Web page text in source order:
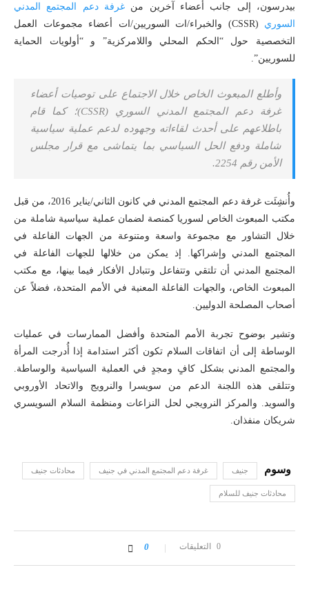
بيدرسون، إلى جانب أعضاء آخرين من غرفة دعم المجتمع المدني
السوري
(CSSR) والخبراء/ات السوريين/ات أعضاء مجموعات العمل
التخصصية حول “الحكم المحلي واللامركزية” و “أولويات الحماية
للسوريين”.
وأطلع المبعوث الخاص خلال الاجتماع على توصيات أعضاء
غرفة دعم المجتمع المدني السوري (CSSR)؛ كما قام
باطلاعهم على أحدث لقاءاته وجهوده لدعم عملية سياسية
شاملة ودفع الحل السياسي بما يتماشى مع قرار مجلس
الأمن رقم 2254.
وأُنشِئَت غرفة دعم المجتمع المدني في كانون الثاني/يناير 2016، من قبل
مكتب المبعوث الخاص لسوريا كمنصة لضمان عملية سياسية شاملة من
خلال التشاور مع مجموعة واسعة ومتنوعة من الجهات الفاعلة في
المجتمع المدني وإشراكها. إذ يمكن من خلالها للجهات الفاعلة في
المجتمع المدني أن تلتقي وتتفاعل وتتبادل الأفكار فيما بينها، مع مكتب
المبعوث الخاص، والجهات الفاعلة المعنية في الأمم المتحدة، فضلاً عن
أصحاب المصلحة الدوليين.
وتشير بوضوح تجربة الأمم المتحدة وأفضل الممارسات في عمليات
الوساطة إلى أن اتفاقات السلام تكون أكثر استدامة إذا أُدرجت المرأة
والمجتمع المدني بشكل كافٍ ومجدٍ في العملية السياسية والوساطة.
وتتلقى هذه اللجنة الدعم من سويسرا والنرويج والاتحاد الأوروبي
والسويد. والمركز النرويجي لحل النزاعات ومنظمة السلام السويسري
شريكان منفذان.
جنيف غرفة دعم المجتمع المدني في جنيف محادثات جنيف
محادثات جنيف للسلام
0 التعليقات 0